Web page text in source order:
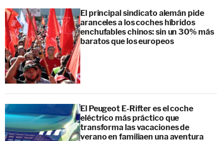
El principal sindicato alemán pide
aranceles a los coches híbridos
enchufables chinos: sin un 30% más
baratos que los europeos
El Peugeot E-Rifter es el coche
eléctrico más práctico que
transforma las vacaciones de
verano en familiaen una aventura